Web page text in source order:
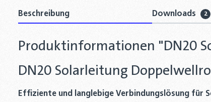
Beschreibung Downloads 2
Produktinformationen "DN20
DN20 Solarleitung
Effiziente und langlebige Verbindungslösung für